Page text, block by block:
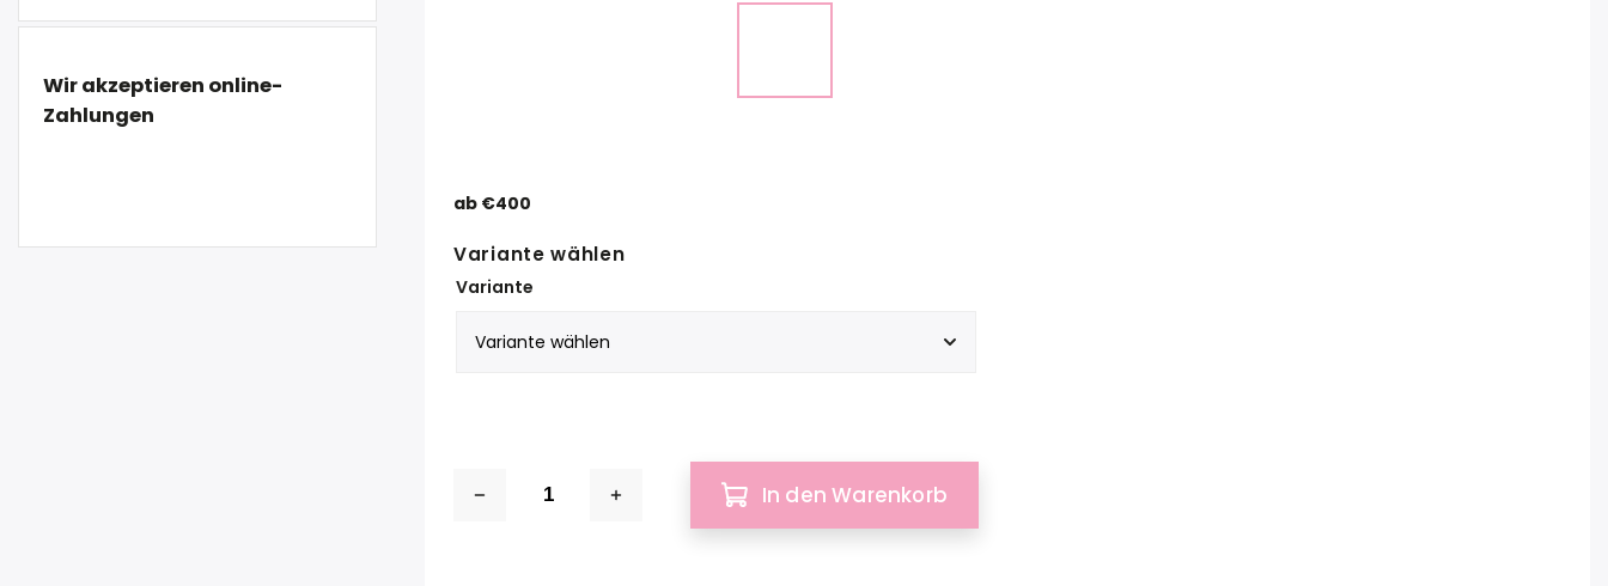
Wir akzeptieren online-
Zahlungen
ab €400
Variante wählen
Variante
In den Warenkorb